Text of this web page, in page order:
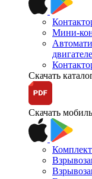
Мини-
Скачать
Скачать